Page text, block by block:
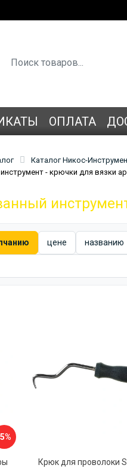
ОПЛАТА
Каталог Никос-
- крючки для вязки
цене названию
Крюк для проволоки